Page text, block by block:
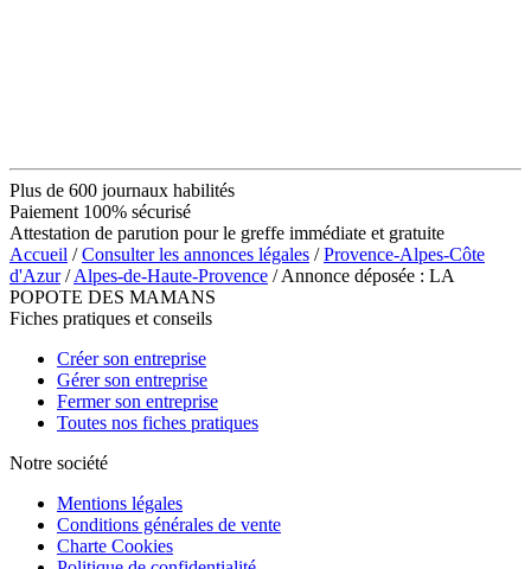
Plus de 600 journaux habilités
Paiement 100% sécurisé
Attestation de parution pour le greffe immédiate et gratuite
Accueil /Consulter les annonces légales /Provence-Alpes-Côte
d'Azur/Alpes-de-Haute-Provence / Annonce déposée : LA
POPOTE DES MAMANS
Fiches pratiques et conseils
Créer son entreprise
Gérer son entreprise
Fermer son entreprise
Toutes nos fiches pratiques
Notre société
Mentions légales
Conditions générales de vente
Charte Cookies